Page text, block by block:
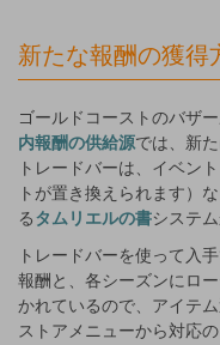
新たな報酬の獲得
ゴールドコーストのバザ
内報酬の供給源では、新
トレードバーは、イベン
トが置き換えられます）
るタムリエルの書システ
トレードバーを使って入
報酬と、各シーズンにロ
かれているので、アイテ
ストアメニューから対応